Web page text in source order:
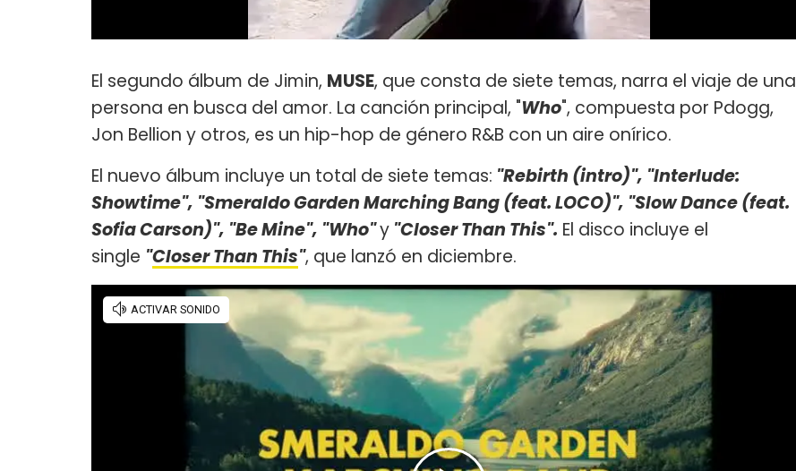
El segundo álbum de Jimin, MUSE, que consta de siete temas, narra el viaje de una
persona en busca del amor. La canción principal, "Who", compuesta por Pdogg,
Jon Bellion y otros, es un hip-hop de género R&B con un aire onírico.
El nuevo álbum incluye un total de siete temas: "Rebirth (intro)", "Interlude:
Showtime", "Smeraldo Garden Marching Bang (feat. LOCO)", "Slow Dance (feat.
Sofia Carson)", "Be Mine", "Who"y "Closer Than This". El disco incluye el
single "Closer Than This", que lanzó en diciembre.